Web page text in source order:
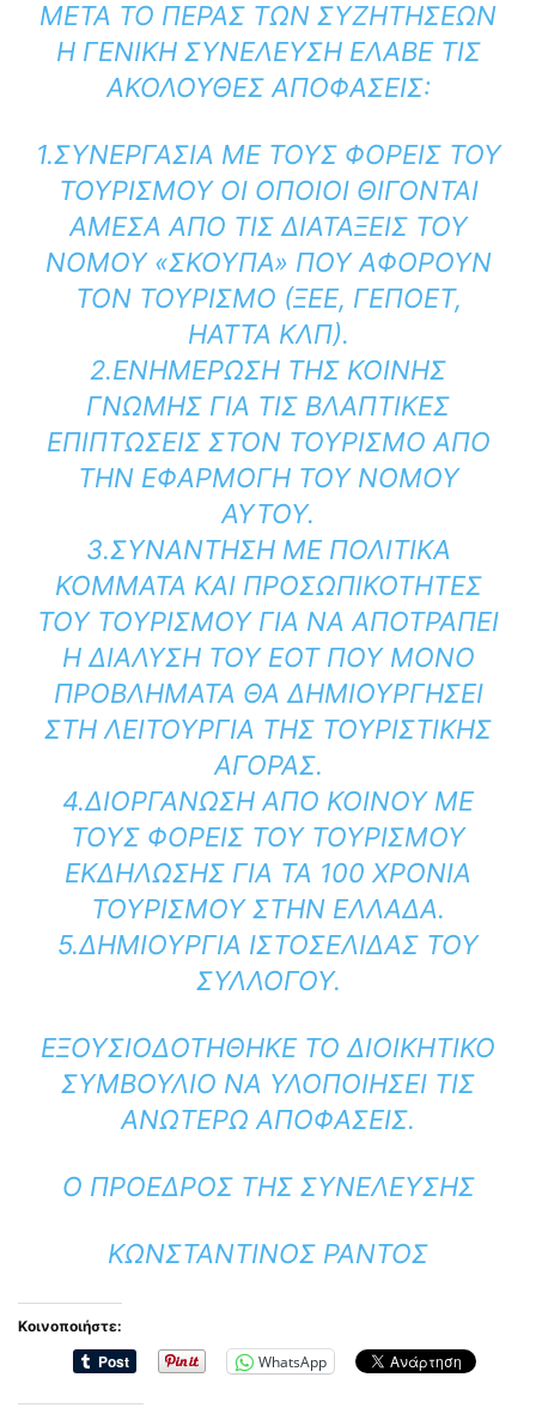
ΜΕΤΆ ΤΟ ΠΈΡΑΣ ΤΩΝ ΣΥΖΗΤΉΣΕΩΝ
Η ΓΕΝΙΚΉ ΣΥΝΈΛΕΥΣΗ ΈΛΑΒΕ ΤΙΣ
ΑΚΌΛΟΥΘΕΣ ΑΠΟΦΆΣΕΙΣ:
1.ΣΥΝΕΡΓΑΣΊΑ ΜΕ ΤΟΥΣ ΦΟΡΕΊΣ ΤΟΥ
ΤΟΥΡΙΣΜΟΎ ΟΙ ΟΠΟΊΟΙ ΘΊΓΟΝΤΑΙ
ΆΜΕΣΑ ΑΠΌ ΤΙΣ ΔΙΑΤΆΞΕΙΣ ΤΟΥ
ΝΌΜΟΥ «ΣΚΟΎΠΑ» ΠΟΥ ΑΦΟΡΟΎΝ
ΤΟΝ ΤΟΥΡΙΣΜΌ (ΞΕΕ, ΓΕΠΟΕΤ,
ΗΑΤΤΑ ΚΛΠ).
2.ΕΝΗΜΈΡΩΣΗ ΤΗΣ ΚΟΙΝΉΣ
ΓΝΏΜΗΣ ΓΙΑ ΤΙΣ ΒΛΑΠΤΙΚΈΣ
ΕΠΙΠΤΏΣΕΙΣ ΣΤΟΝ ΤΟΥΡΙΣΜΌ ΑΠΌ
ΤΗΝ ΕΦΑΡΜΟΓΉ ΤΟΥ ΝΌΜΟΥ
ΑΥΤΟΎ.
3.ΣΥΝΆΝΤΗΣΗ ΜΕ ΠΟΛΙΤΙΚΆ
ΚΌΜΜΑΤΑ ΚΑΙ ΠΡΟΣΩΠΙΚΌΤΗΤΕΣ
ΤΟΥ ΤΟΥΡΙΣΜΟΎ ΓΙΑ ΝΑ ΑΠΟΤΡΑΠΕΊ
Η ΔΙΆΛΥΣΗ ΤΟΥ ΕΟΤ ΠΟΥ ΜΌΝΟ
ΠΡΟΒΛΉΜΑΤΑ ΘΑ ΔΗΜΙΟΥΡΓΉΣΕΙ
ΣΤΗ ΛΕΙΤΟΥΡΓΊΑ ΤΗΣ ΤΟΥΡΙΣΤΙΚΉΣ
ΑΓΟΡΆΣ.
4.ΔΙΟΡΓΆΝΩΣΗ ΑΠΌ ΚΟΙΝΟΎ ΜΕ
ΤΟΥΣ ΦΟΡΕΊΣ ΤΟΥ ΤΟΥΡΙΣΜΟΎ
ΕΚΔΉΛΩΣΗΣ ΓΙΑ ΤΑ 100 ΧΡΌΝΙΑ
ΤΟΥΡΙΣΜΟΎ ΣΤΗΝ ΕΛΛΆΔΑ.
5.ΔΗΜΙΟΥΡΓΊΑ ΙΣΤΟΣΕΛΊΔΑΣ ΤΟΥ
ΣΥΛΛΌΓΟΥ.
ΕΞΟΥΣΙΟΔΟΤΉΘΗΚΕ ΤΟ ΔΙΟΙΚΗΤΙΚΌ
ΣΥΜΒΟΎΛΙΟ ΝΑ ΥΛΟΠΟΙΉΣΕΙ ΤΙΣ
ΑΝΩΤΈΡΩ ΑΠΟΦΆΣΕΙΣ.
Ο ΠΡΟΕΔΡΟΣ ΤΗΣ ΣΥΝΕΛΕΥΣΗΣ
ΚΩΝΣΤΑΝΤΊΝΟΣ ΡΆΝΤΟΣ
Κοινοποιήστε:
WhatsApp